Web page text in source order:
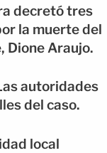
decretó tres
la muerte del
Dione Araujo.
autoridades
del caso.
local